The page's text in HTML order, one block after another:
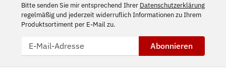
Bitte senden Sie mir entsprechend Ihrer Datenschutzerklärung
regelmäßig und jederzeit widerruflich Informationen zu Ihrem
Produktsortiment per E-Mail zu.
Abonnieren